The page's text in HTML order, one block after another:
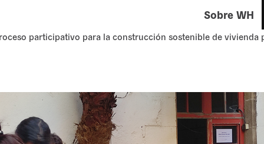
Sobre WH
participativo para la construcción sostenible de vivienda